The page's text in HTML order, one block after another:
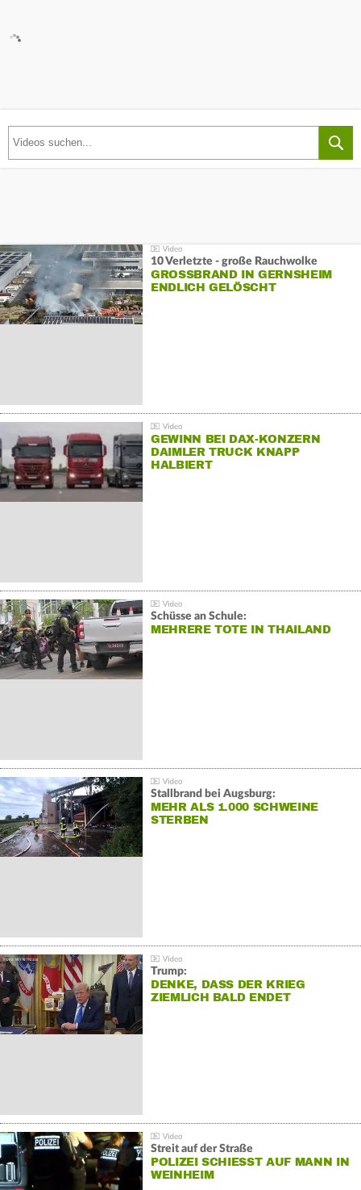
10 Verletzte - große Rauchwolke
GROSSBRAND IN GERNSHEIM E
NDLICH GELÖSCHT
GEWINN BEI DAX-KONZERN
DAIMLER TRUCK KNAPP
HALBIERT
Schüsse an Schule:
MEHRERE TOTE IN THAILAND
Stallbrand bei Augsburg:
MEHR ALS 1.000 SCHWEINE
STERBEN
Trump:
DENKE, DASS DER KRIEG
ZIEMLICH BALD ENDET
Streit auf der Straße
POLIZEI SCHIESST AUF MANN IN W
EINHEIM